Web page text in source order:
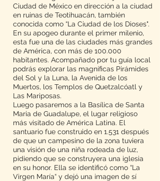
Ciudad de México en dirección a la ciudad
en ruinas de Teotihuacán, también
conocida como “La Ciudad de los Dioses".
En su apogeo durante el primer milenio,
esta fue una de las ciudades más grandes
de América, con más de 100.000
habitantes. Acompañado por tu guía local
podrás explorar las magníficas Pirámides
del Sol y la Luna, la Avenida de los
Muertos, los Templos de Quetzalcóatl y
Las Mariposas.
Luego pasaremos a la Basílica de Santa
Maria de Guadalupe, el lugar religioso
más visitado de América Latina. El
santuario fue construido en 1.531 después
de que un campesino de la zona tuviera
una visión de una niña rodeada de luz,
pidiendo que se construyera una iglesia
en su honor. Ella se identificó como “La
Virgen María“ y dejó una imagen de sí